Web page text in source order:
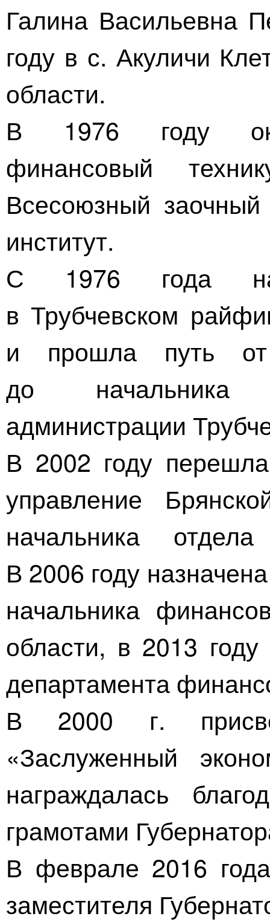
Галина Васильевна
году в с. Акуличи
области.
В 1976 году
финансовый
Всесоюзный
институт.
С 1976 года
в Трубчевском
и прошла путь от
до начальника
администрации
В 2002 году
управление
начальника
В 2006 году
начальника
области, в 2013
департамента
В 2000 г.
«Заслуженный
награждалась
грамотами
​В феврале 2016
заместителя